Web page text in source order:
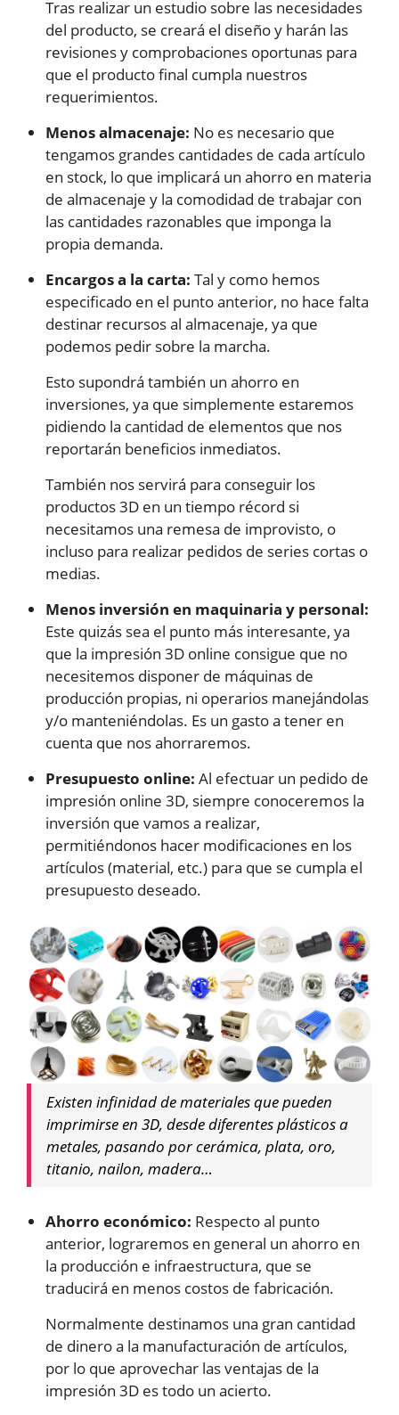
Tras realizar un estudio sobre las necesidades
del producto, se creará el diseño y harán las
revisiones y comprobaciones oportunas para
que el producto final cumpla nuestros
requerimientos.
Menos almacenaje: No es necesario que
tengamos grandes cantidades de cada artículo
en stock, lo que implicará un ahorro en materia
de almacenaje y la comodidad de trabajar con
las cantidades razonables que imponga la
propia demanda.
Encargos a la carta: Tal y como hemos
especificado en el punto anterior, no hace falta
destinar recursos al almacenaje, ya que
podemos pedir sobre la marcha.
Esto supondrá también un ahorro en
inversiones, ya que simplemente estaremos
pidiendo la cantidad de elementos que nos
reportarán beneficios inmediatos.
También nos servirá para conseguir los
productos 3D en un tiempo récord si
necesitamos una remesa de improvisto, o
incluso para realizar pedidos de series cortas o
medias.
Menos inversión en maquinaria y personal:
Este quizás sea el punto más interesante, ya
que la impresión 3D online consigue que no
necesitemos disponer de máquinas de
producción propias, ni operarios manejándolas
y/o manteniéndolas. Es un gasto a tener en
cuenta que nos ahorraremos.
Presupuesto online: Al efectuar un pedido de
impresión online 3D, siempre conoceremos la
inversión que vamos a realizar,
permitiéndonos hacer modificaciones en los
artículos (material, etc.) para que se cumpla el
presupuesto deseado.
Existen infinidad de materiales que pueden
imprimirse en 3D, desde diferentes plásticos a
metales, pasando por cerámica, plata, oro,
titanio, nailon, madera…
Ahorro económico: Respecto al punto
anterior, lograremos en general un ahorro en
la producción e infraestructura, que se
traducirá en menos costos de fabricación.
Normalmente destinamos una gran cantidad
de dinero a la manufacturación de artículos,
por lo que aprovechar las ventajas de la
impresión 3D es todo un acierto.